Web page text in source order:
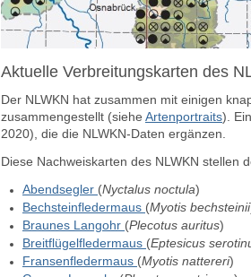
Aktuelle Verbreitungskarten des
Der NLWKN hat zusammen mit einigen
zusammengestellt (siehe Artenportraits).
2020), die die NLWKN-Daten ergänzen.
Diese Nachweiskarten des NLWKN stellen
Abendsegler (Nyctalus noctula)
Bechsteinfledermaus (Myotis bechsteinii
Braunes Langohr (Plecotus auritus)
Breitflügelfledermaus (Eptesicus
Fransenfledermaus (Myotis nattereri)